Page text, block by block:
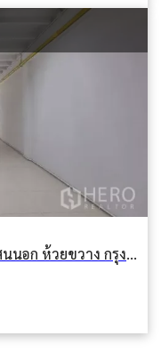
ให้เช่า ทาวน์เฮาส์ 3 ห้องนอน สามเสนนอก ห้วยขวาง กรุงเทพมหานคร